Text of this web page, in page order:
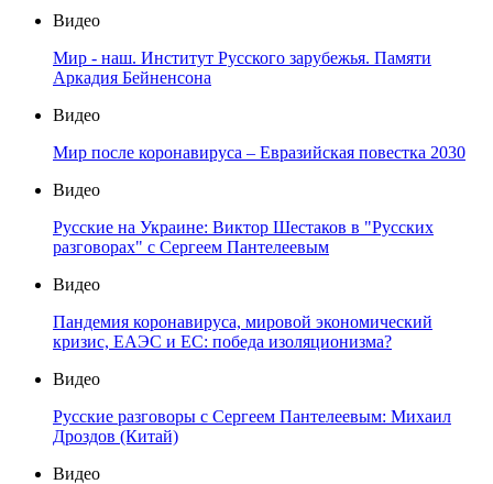
Видео
Мир - наш. Институт Русского зарубежья. Памяти
Аркадия Бейненсона
Видео
Мир после коронавируса – Евразийская повестка 2030
Видео
Русские на Украине: Виктор Шестаков в "Русских
разговорах" с Сергеем Пантелеевым
Видео
Пандемия коронавируса, мировой экономический
кризис, ЕАЭС и ЕС: победа изоляционизма?
Видео
Русские разговоры с Сергеем Пантелеевым: Михаил
Дроздов (Китай)
Видео